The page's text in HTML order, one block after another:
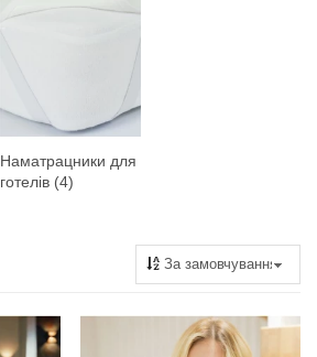
Наматрацники для
готелів (4)